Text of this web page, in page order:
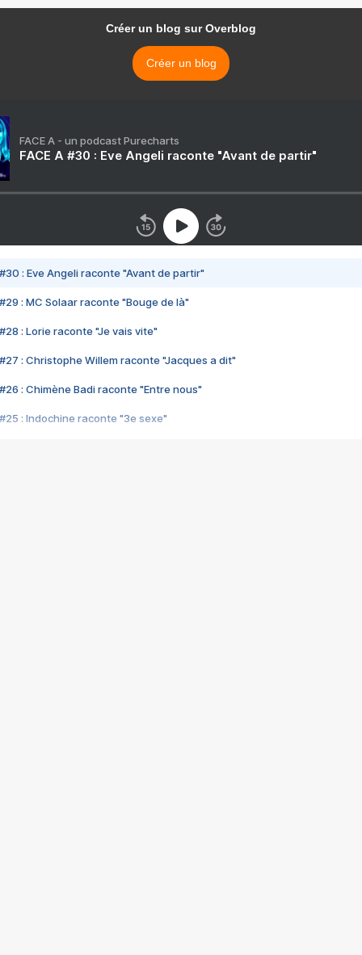
Créer un blog sur Overblog
Créer un blog
FACE A - un podcast Purecharts
FACE A #30 : Eve Angeli raconte "Avant de partir"
#30 : Eve Angeli raconte "Avant de partir"
#29 : MC Solaar raconte "Bouge de là"
#28 : Lorie raconte "Je vais vite"
#27 : Christophe Willem raconte "Jacques a dit"
#26 : Chimène Badi raconte "Entre nous"
#25 : Indochine raconte "3e sexe"